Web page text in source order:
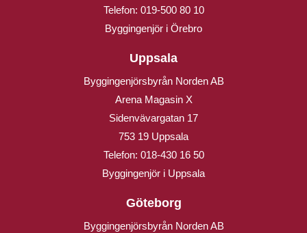
Telefon: 019-500 80 10
Byggingenjör i Örebro
Uppsala
Byggingenjörsbyrån Norden AB
Arena Magasin X
Sidenvävargatan 17
753 19 Uppsala
Telefon: 018-430 16 50
Byggingenjör i Uppsala
Göteborg
Byggingenjörsbyrån Norden AB